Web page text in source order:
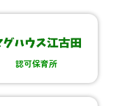
認可保育所